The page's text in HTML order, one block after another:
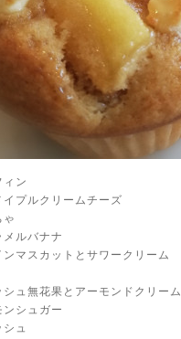
ィン
イプルクリームチーズ
ゃ
メルバナナ
ンマスカットとサワークリーム
シュ無花果とアーモンドクリーム
ンシュガー
ュ